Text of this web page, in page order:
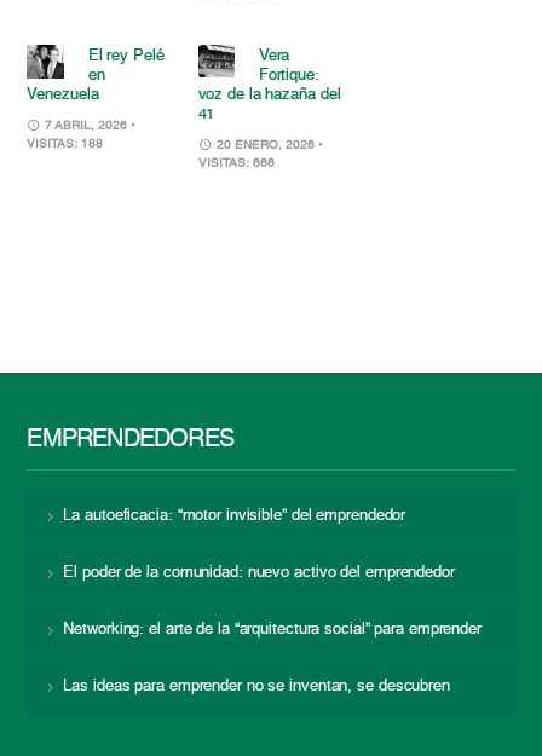
El rey Pelé
en
Venezuela
7 ABRIL, 2026 •
VISITAS: 188
Vera
Fortique:
voz de la hazaña del
41
20 ENERO, 2026 •
VISITAS: 666
EMPRENDEDORES
La autoeficacia: “motor invisible” del emprendedor
El poder de la comunidad: nuevo activo del emprendedor
Networking: el arte de la “arquitectura social” para emprender
Las ideas para emprender no se inventan, se descubren